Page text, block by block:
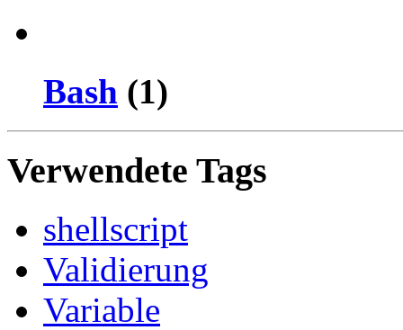
Bash (1)
Verwendete Tags
shellscript
Validierung
Variable